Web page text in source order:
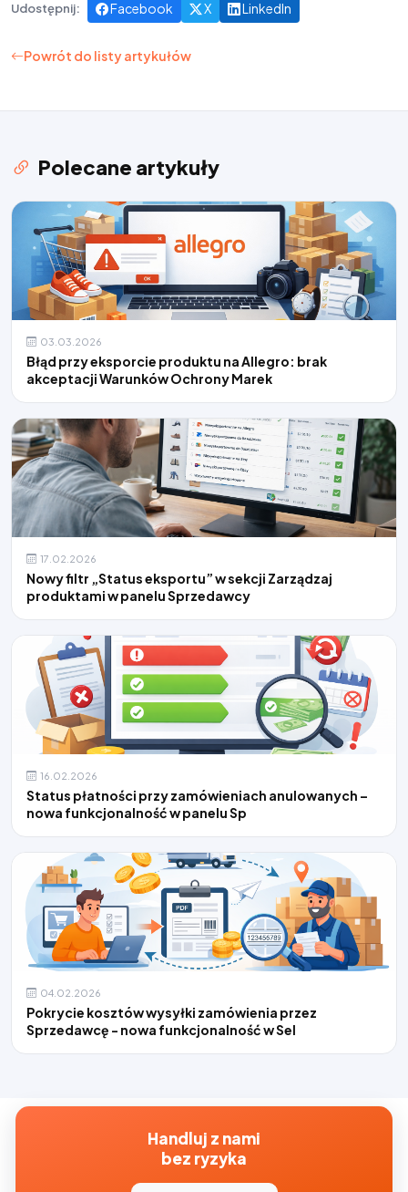
Udostępnij: Facebook X LinkedIn
Powrót do listy artykułów
Polecane artykuły
03.03.2026
Błąd przy eksporcie produktu na Allegro: brak
akceptacji Warunków Ochrony Marek
17.02.2026
Nowy filtr „Status eksportu” w sekcji Zarządzaj
produktami w panelu Sprzedawcy
16.02.2026
Status płatności przy zamówieniach anulowanych –
nowa funkcjonalność w panelu Sp
04.02.2026
Pokrycie kosztów wysyłki zamówienia przez
Sprzedawcę - nowa funkcjonalność w Sel
Handluj z nami
bez ryzyka